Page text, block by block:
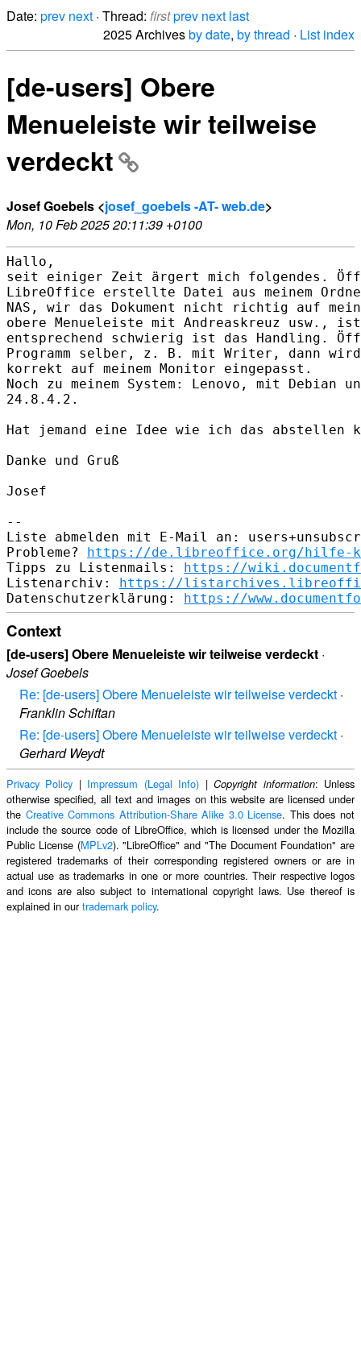
Date: prev next · Thread: firstprev next last
2025 Archivesby date, by thread · List index
[de-users] Obere
Menueleiste wir teilweise
verdeckt
Josef Goebels <josef_goebels -AT- web.de>
Mon, 10 Feb 2025 20:11:39 +0100
Hallo,
seit einiger Zeit ärgert mich folgendes.
LibreOffice erstellte Datei aus meinem Ordner
NAS, wir das Dokument nicht richtig auf
obere Menueleiste mit Andreaskreuz usw.,
entsprechend schwierig ist das Handling.
Programm selber, z. B. mit Writer, dann
korrekt auf meinem Monitor eingepasst.
Noch zu meinem System: Lenovo, mit Debian
24.8.4.2.
Hat jemand eine Idee wie ich das abstellen
Danke und Gruß
Josef
--
Liste abmelden mit E-Mail an:
Probleme? https://de.libreoffice.org/hilfe-
Tipps zu Listenmails: https://
Listenarchiv: https://
Datenschutzerklärung: https://
Context
[de-users] Obere Menueleiste wir teilweise verdeckt ·
Josef Goebels
Re: [de-users] Obere Menueleiste wir teilweise verdeckt ·
Franklin Schiftan
Re: [de-users] Obere Menueleiste wir teilweise verdeckt ·
Gerhard Weydt
Privacy Policy | Impressum (Legal Info) |Copyright information: Unless
otherwise specified, all text and images on this website are licensed under
the Creative Commons Attribution-Share Alike 3.0 License. This does not
include the source code of LibreOffice, which is licensed under the Mozilla
Public License (MPLv2). "LibreOffice" and "The Document Foundation" are
registered trademarks of their corresponding registered owners or are in
actual use as trademarks in one or more countries. Their respective logos
and icons are also subject to international copyright laws. Use thereof is
explained in ourtrademark policy.